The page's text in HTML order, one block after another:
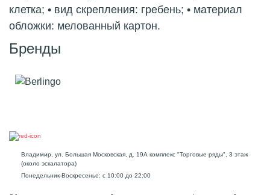
клетка; • вид скрепления: гребень; • материал
обложки: мелованный картон.
Бренды
Владимир, ул. Большая Московская, д. 19А комплекс "Торговые ряды", 3 этаж
(около эскалатора)
Понедельник-Воскресенье: с 10:00 до 22:00